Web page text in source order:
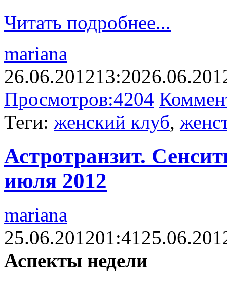
Читать подробнее...
mariana
26.06.201213:20
Просмотров:4204
Теги: женский клуб,
Астротранзит.
июля 2012
mariana
25.06.201201:41
Аспекты недели